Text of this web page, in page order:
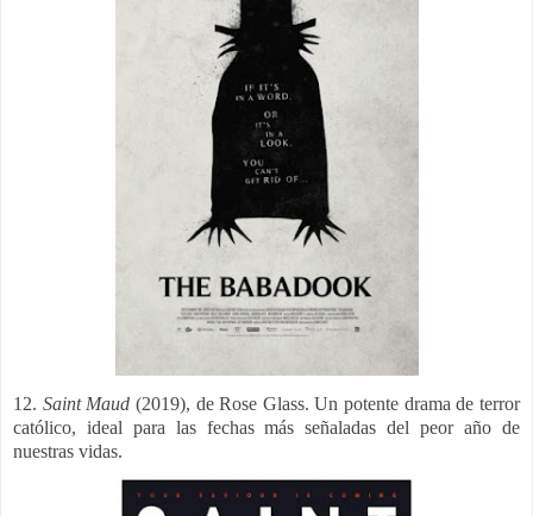
12. Saint Maud (2019), de Rose Glass. Un potente drama de terror
católico, ideal para las fechas más señaladas del peor año de
nuestras vidas.